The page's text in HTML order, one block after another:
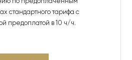
стандартного тарифа с
предоплатой в 10 ч/ч.